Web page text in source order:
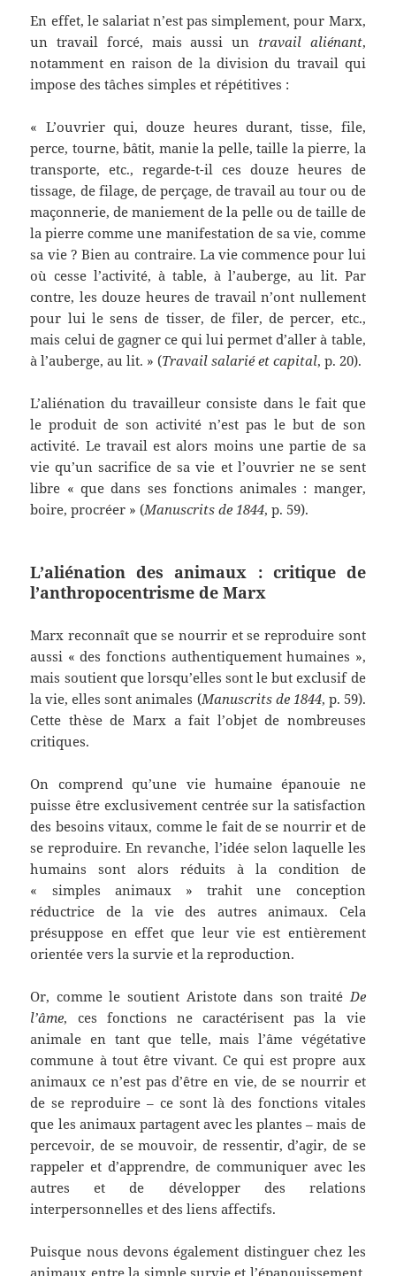
En effet, le salariat n’est pas simplement, pour Marx,
un travail forcé, mais aussi un travail aliénant,
notamment en raison de la division du travail qui
impose des tâches simples et répétitives :
« L’ouvrier qui, douze heures durant, tisse, file,
perce, tourne, bâtit, manie la pelle, taille la pierre, la
transporte, etc., regarde-t-il ces douze heures de
tissage, de filage, de perçage, de travail au tour ou de
maçonnerie, de maniement de la pelle ou de taille de
la pierre comme une manifestation de sa vie, comme
sa vie ? Bien au contraire. La vie commence pour lui
où cesse l’activité, à table, à l’auberge, au lit. Par
contre, les douze heures de travail n’ont nullement
pour lui le sens de tisser, de filer, de percer, etc.,
mais celui de gagner ce qui lui permet d’aller à table,
à l’auberge, au lit. » (Travail salarié et capital, p. 20).
L’aliénation du travailleur consiste dans le fait que
le produit de son activité n’est pas le but de son
activité. Le travail est alors moins une partie de sa
vie qu’un sacrifice de sa vie et l’ouvrier ne se sent
libre « que dans ses fonctions animales : manger,
boire, procréer » (Manuscrits de 1844, p. 59).
L’aliénation des animaux : critique de
l’anthropocentrisme de Marx
Marx reconnaît que se nourrir et se reproduire sont
aussi « des fonctions authentiquement humaines »,
mais soutient que lorsqu’elles sont le but exclusif de
la vie, elles sont animales (Manuscrits de 1844, p. 59).
Cette thèse de Marx a fait l’objet de nombreuses
critiques.
On comprend qu’une vie humaine épanouie ne
puisse être exclusivement centrée sur la satisfaction
des besoins vitaux, comme le fait de se nourrir et de
se reproduire. En revanche, l’idée selon laquelle les
humains sont alors réduits à la condition de
« simples animaux » trahit une conception
réductrice de la vie des autres animaux. Cela
présuppose en effet que leur vie est entièrement
orientée vers la survie et la reproduction.
Or, comme le soutient Aristote dans son traitéDe
l’âme, ces fonctions ne caractérisent pas la vie
animale en tant que telle, mais l’âme végétative
commune à tout être vivant. Ce qui est propre aux
animaux ce n’est pas d’être en vie, de se nourrir et
de se reproduire – ce sont là des fonctions vitales
que les animaux partagent avec les plantes – mais de
percevoir, de se mouvoir, de ressentir, d’agir, de se
rappeler et d’apprendre, de communiquer avec les
autres et de développer des relations
interpersonnelles et des liens affectifs.
Puisque nous devons également distinguer chez les